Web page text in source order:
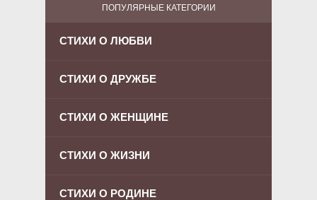
ПОПУЛЯРНЫЕ КАТЕГОРИИ
СТИХИ О ЛЮБВИ
СТИХИ О ДРУЖБЕ
СТИХИ О ЖЕНЩИНЕ
СТИХИ О ЖИЗНИ
СТИХИ О РОДИНЕ